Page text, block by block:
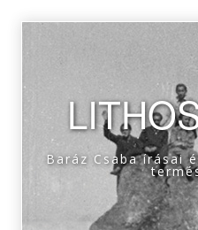
Baráz Csaba